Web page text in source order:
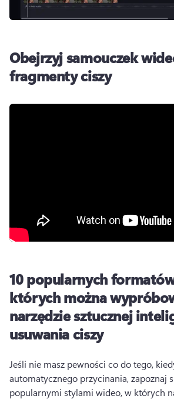
Obejrzyj samouczek
fragmenty ciszy
10 popularnych
których można
narzędzie sztucznej
usuwania ciszy
Jeśli nie masz pewności co do tego,
automatycznego przycinania, zapoznaj
popularnymi stylami wideo, w których